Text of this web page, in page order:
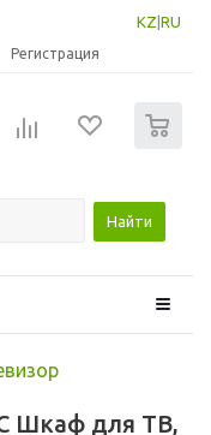
KZ RU
Регистрация
Найти
Шкаф для ТВ,